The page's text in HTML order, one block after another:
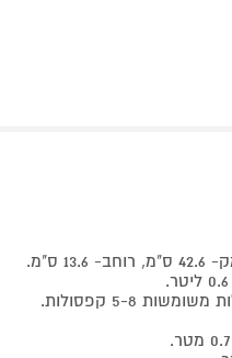
5-8 קפסולות.